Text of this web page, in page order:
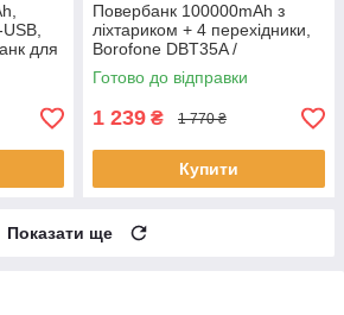
для
Повербанк 100000mАh з
ліхтариком + 4 перехідники,
Borofone DBT35A /
Павербанк для телефону /
Power Bank / УМБ
Готово до відправки
1 239 ₴ 1 770 ₴
Купити
Показати ще